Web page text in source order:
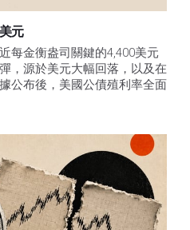
元
每金衡盎司關鍵的4,400美元
，源於美元大幅回落，以及在
公布後，美國公債殖利率全面